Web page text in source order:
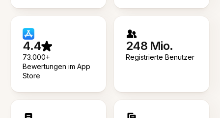
4.4
73.000+
Bewertungen im App
Store
248 Mio.
Registrierte Benutzer